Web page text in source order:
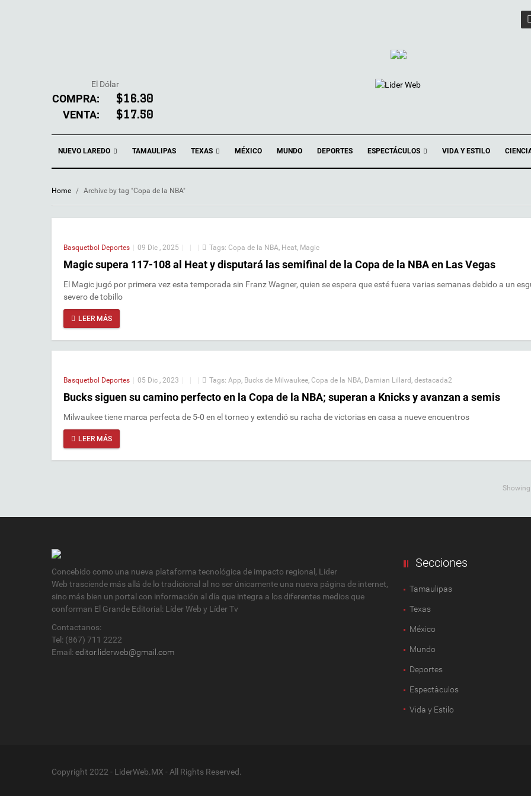
El Dólar
COMPRA: $16.30
VENTA: $17.50
NUEVO LAREDO TAMAULIPAS TEXAS MÉXICO MUNDO DEPORTES ESPECTÁCULOS VIDA Y ESTILO
Home / Archive by tag "Copa de la NBA"
Basquetbol Deportes 09 Dic , 2025 Tags: Copa de la NBA, Heat, Magic
Magic supera 117-108 al Heat y disputará las semifinal de la Copa de la NBA en Las Vegas
El Magic jugó por primera vez esta temporada sin Franz Wagner, quien se espera que esté fuera varias semanas debido a un
severo de tobillo
LEER MÁS
Basquetbol Deportes 05 Dic , 2023 Tags: App, Bucks de Milwaukee, Copa de la NBA, Damian Lillard , destacada2
Bucks siguen su camino perfecto en la Copa de la NBA; superan a Knicks y avanzan a semis
Milwaukee tiene marca perfecta de 5-0 en el torneo y extendió su racha de victorias en casa a nueve encuentros
LEER MÁS
Concebido como una nueva plataforma tecnológica de impacto regional, Lider
Web trasciende más allá de lo tradicional al no ser únicamente una nueva página de internet,
sino más bien un portal con información al día que integra a los diferentes medios que
conforman El Grande Editorial: Líder Web y Líder Tv
Contactanos:
Tel: (867) 711 2222
Email: editor.liderweb@gmail.com
Secciones
Tamaulipas
Texas
México
Mundo
Deportes
Espectàculos
Vida y Estilo
Copyright 2022 - LiderWeb.MX - All Rights Reserved.